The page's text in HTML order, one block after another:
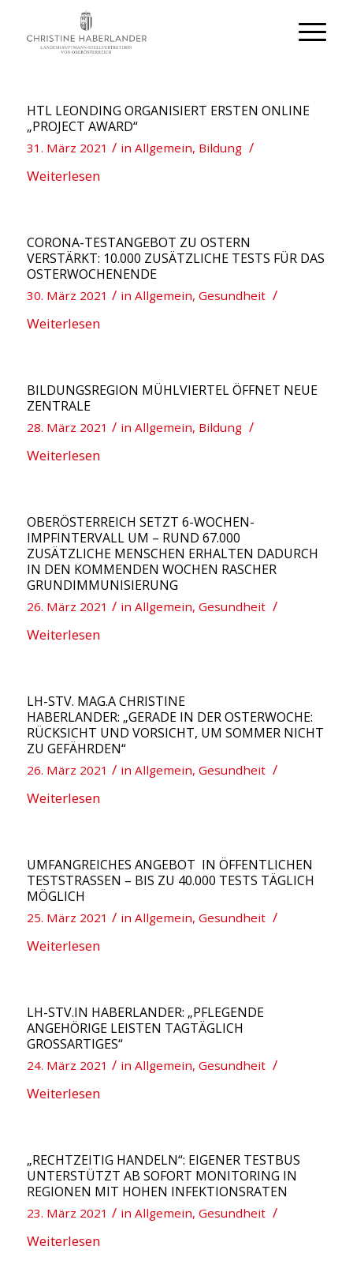
HTL LEONDING ORGANISIERT ERSTEN ONLINE
„PROJECT AWARD“
31. März 2021 / in Allgemein, Bildung /
Weiterlesen
CORONA-TESTANGEBOT ZU OSTERN
VERSTÄRKT: 10.000 ZUSÄTZLICHE TESTS FÜR DAS
OSTERWOCHENENDE
30. März 2021 / in Allgemein, Gesundheit /
Weiterlesen
BILDUNGSREGION MÜHLVIERTEL ÖFFNET NEUE
ZENTRALE
28. März 2021 / in Allgemein, Bildung /
Weiterlesen
OBERÖSTERREICH SETZT 6-WOCHEN-
IMPFINTERVALL UM – RUND 67.000
ZUSÄTZLICHE MENSCHEN ERHALTEN DADURCH
IN DEN KOMMENDEN WOCHEN RASCHER
GRUNDIMMUNISIERUNG
26. März 2021 / in Allgemein, Gesundheit /
Weiterlesen
LH-STV. MAG.A CHRISTINE
HABERLANDER: „GERADE IN DER OSTERWOCHE:
RÜCKSICHT UND VORSICHT, UM SOMMER NICHT
ZU GEFÄHRDEN“
26. März 2021 / in Allgemein, Gesundheit /
Weiterlesen
UMFANGREICHES ANGEBOT IN ÖFFENTLICHEN
TESTSTRASSEN – BIS ZU 40.000 TESTS TÄGLICH M
ÖGLICH
25. März 2021 / in Allgemein, Gesundheit /
Weiterlesen
LH-STV.IN HABERLANDER: „PFLEGENDE
ANGEHÖRIGE LEISTEN TAGTÄGLICH
GROSSARTIGES“
24. März 2021 / in Allgemein, Gesundheit /
Weiterlesen
„RECHTZEITIG HANDELN“: EIGENER TESTBUS
UNTERSTÜTZT AB SOFORT MONITORING IN
REGIONEN MIT HOHEN INFEKTIONSRATEN
23. März 2021 / in Allgemein, Gesundheit /
Weiterlesen